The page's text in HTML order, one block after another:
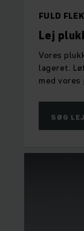
FULD
Lej
Vores
lageret.
med
SØG